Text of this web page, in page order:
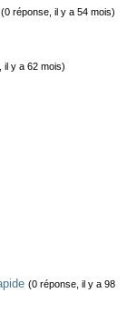
(0 réponse, il y a 54 mois)
il y a 62 mois)
(0 réponse, il y a 98